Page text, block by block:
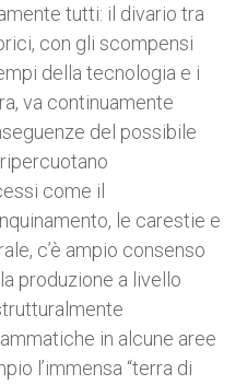
tutti: il divario tra
con gli scompensi
della tecnologia e i
va continuamente
del possibile
come il
le carestie e
c’è ampio consenso
produzione a livello
in alcune aree
l’immensa “terra di